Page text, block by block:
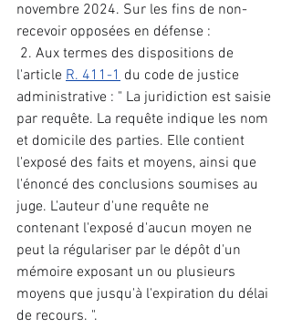
novembre 2024. Sur les fins de non-
recevoir opposées en défense :
l'article R. 411-1 du code de justice
administrative : " La juridiction est saisie
par requête. La requête indique les nom
et domicile des parties. Elle contient
l'exposé des faits et moyens, ainsi que
l'énoncé des conclusions soumises au
juge. L'auteur d'une requête ne
contenant l'exposé d'aucun moyen ne
peut la régulariser par le dépôt d'un
mémoire exposant un ou plusieurs
moyens que jusqu'à l'expiration du délai
de recours. ".